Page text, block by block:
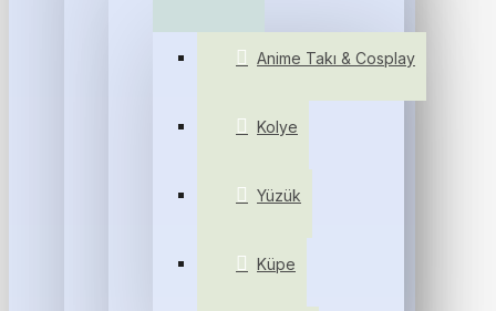
Anime Takı & Cosplay
Kolye
Yüzük
Küpe